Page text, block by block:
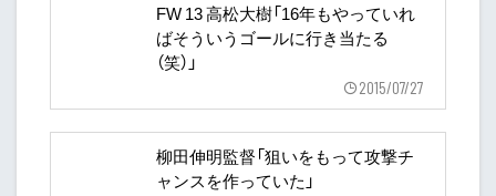
FW 13 高松大樹「16年もやっていれ
ばそういうゴールに行き当たる
（笑）」
2015/07/27
柳田伸明監督「狙いをもって攻撃チ
ャンスを作っていた」